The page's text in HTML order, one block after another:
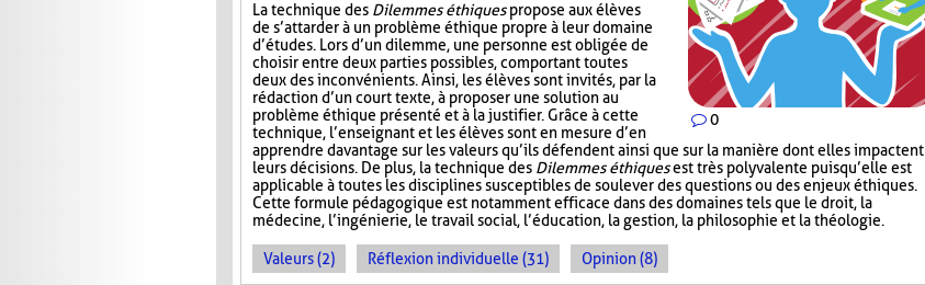
0
La technique des Dilemmes éthiquespropose aux élèves
de s’attarder à un problème éthique propre à leur domaine
d’études. Lors d’un dilemme, une personne est obligée de
choisir entre deux parties possibles, comportant toutes
deux des inconvénients. Ainsi, les élèves sont invités, par la
rédaction d’un court texte, à proposer une solution au
problème éthique présenté et à la justifier. Grâce à cette
technique, l’enseignant et les élèves sont en mesure d’en
apprendre davantage sur les valeurs qu’ils défendent ainsi que sur la manière dont elles impactent
leurs décisions. De plus, la technique des Dilemmes éthiquesest très polyvalente puisqu’elle est
applicable à toutes les disciplines susceptibles de soulever des questions ou des enjeux éthiques.
Cette formule pédagogique est notamment efficace dans des domaines tels que le droit, la
médecine, l’ingénierie, le travail social, l’éducation, la gestion, la philosophie et la théologie.
Valeurs (2) Réflexion individuelle (31) Opinion (8)